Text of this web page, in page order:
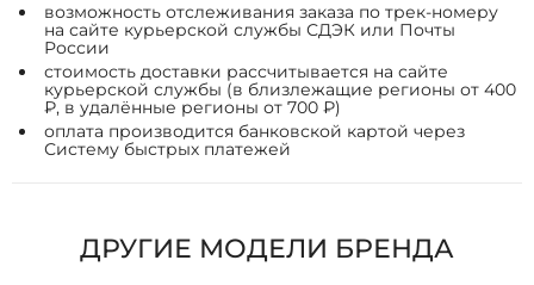
возможность отслеживания заказа по трек-номеру
на сайте курьерской службы СДЭК или Почты
России
стоимость доставки рассчитывается на сайте
курьерской службы (в близлежащие регионы от 400
₽, в удалённые регионы от 700 ₽)
оплата производится банковской картой через
Систему быстрых платежей
ДРУГИЕ МОДЕЛИ БРЕНДА